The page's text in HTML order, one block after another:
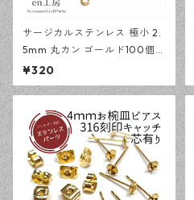
サージカルステンレス 極小 2.
5mm 丸カン ゴールド100個
アレルギー対応 基礎パーツ ハ
ンドメイド資材 【en工房】
¥320